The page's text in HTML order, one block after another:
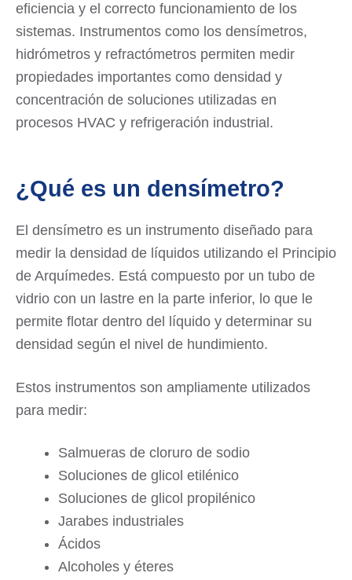
eficiencia y el correcto funcionamiento de los
sistemas. Instrumentos como los densímetros,
hidrómetros y refractómetros permiten medir
propiedades importantes como densidad y
concentración de soluciones utilizadas en
procesos HVAC y refrigeración industrial.
¿Qué es un densímetro?
El densímetro es un instrumento diseñado para
medir la densidad de líquidos utilizando el Principio
de Arquímedes. Está compuesto por un tubo de
vidrio con un lastre en la parte inferior, lo que le
permite flotar dentro del líquido y determinar su
densidad según el nivel de hundimiento.
Estos instrumentos son ampliamente utilizados
para medir:
Salmueras de cloruro de sodio
Soluciones de glicol etilénico
Soluciones de glicol propilénico
Jarabes industriales
Ácidos
Alcoholes y éteres